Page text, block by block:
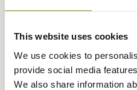
This website uses cookies
We use cookies to
provide social media
We also share information
order to get loyalty rewards.